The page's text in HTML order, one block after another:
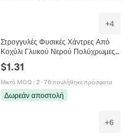
+4
Στρογγυλές Φυσικές Χάντρες Από
Κοχύλι Γλυκού Νερού Πολύχρωμες
Χάντρες Για Κατασκευή Κοσμημάτων
DIY Κολιέ Βραχιόλια Γυαλισμένες
Κομψές
$1.31
Μικτό MOQ : 2· 76 πουλήθηκε πρόσφατα
Δωρεάν αποστολή
+6